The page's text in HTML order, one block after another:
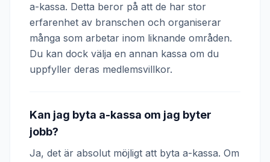
a-kassa. Detta beror på att de har stor
erfarenhet av branschen och organiserar
många som arbetar inom liknande områden.
Du kan dock välja en annan kassa om du
uppfyller deras medlemsvillkor.
Kan jag byta a-kassa om jag byter
jobb?
Ja, det är absolut möjligt att byta a-kassa. Om